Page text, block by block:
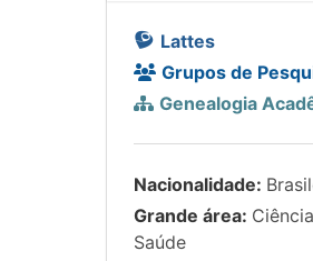
Lattes
Grupos de
Genealogia
Nacionalidade:
Grande área:
Saúde